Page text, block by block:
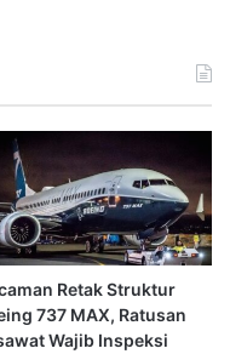
Retak Struktur
737 MAX, Ratusan
Wajib Inspeksi